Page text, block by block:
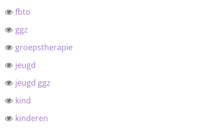
fbto
ggz
groepstherapie
jeugd
jeugd ggz
kind
kinderen